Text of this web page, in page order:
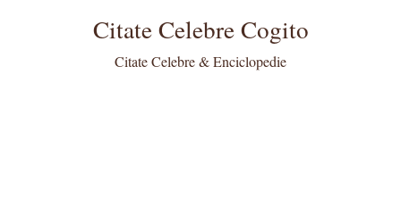
Citate Celebre Cogito
Citate Celebre & Enciclopedie